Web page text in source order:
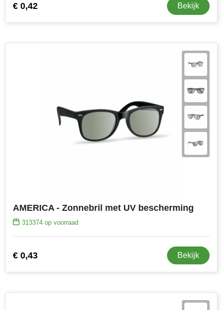
€ 0,42 Bekijk
AMERICA - Zonnebril met UV bescherming
313374op voorraad
€ 0,43 Bekijk